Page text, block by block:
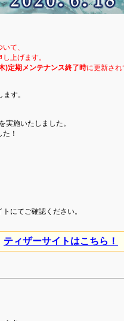
て、
上げます。
)定期メンテナンス終了時に更新さ
す。
を実施いたしました。
！
にてご確認ください。
ティザーサイトはこちら！